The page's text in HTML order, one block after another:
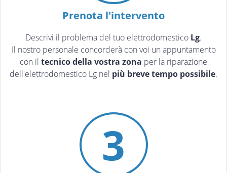
Prenota l'intervento
Descrivi il problema del tuo elettrodomestico Lg.
Il nostro personale concorderà con voi un appuntamento
con il tecnico della vostra zona per la riparazione
dell'elettrodomestico Lg nel più breve tempo possibile.
3